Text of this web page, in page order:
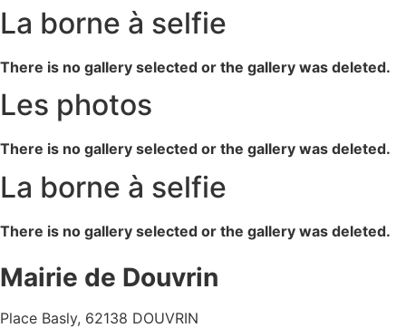
La borne à selfie
There is no gallery selected or the gallery was deleted.
Les photos
There is no gallery selected or the gallery was deleted.
La borne à selfie
There is no gallery selected or the gallery was deleted.
Mairie de Douvrin
Place Basly, 62138 DOUVRIN